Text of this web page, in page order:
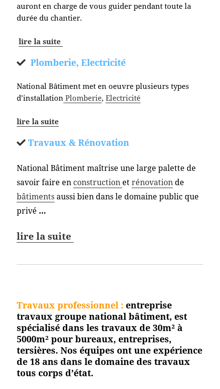
auront en charge de vous guider pendant toute la
durée du chantier.
lire la suite
Plomberie, Electricité
National Bâtiment met en oeuvre plusieurs types
d’installation Plomberie,Electricité
lire la suite
Travaux & Rénovation
National Bâtiment maîtrise une large palette de
savoir faire en construction etrénovationde
bâtimentsaussi bien dans le domaine public que
privé …
lire la suite
Travaux professionnel : entreprise
travaux groupe national bâtiment, est
spécialisé dans les travaux de 30m² à
5000m² pour bureaux, entreprises,
tersières. Nos équipes ont une expérience
de 18 ans dans le domaine des travaux
tous corps d’état.